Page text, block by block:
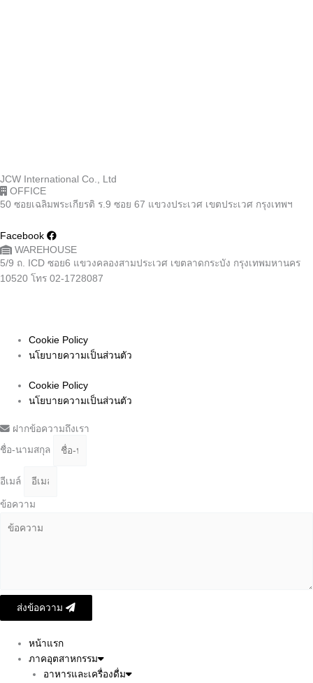
JCW International Co., Ltd
OFFICE
50 ซอยเฉลิมพระเกียรติ ร.9 ซอย 67 แขวงประเวศ เขตประเวศ กรุงเทพฯ
Facebook
WAREHOUSE
5/9 ถ. ICD ซอย6 แขวงคลองสามประเวศ เขตลาดกระบัง กรุงเทพมหานคร
10520 โทร 02-1728087
Cookie Policy
นโยบายความเป็นส่วนตัว
Cookie Policy
นโยบายความเป็นส่วนตัว
ฝากข้อความถึงเรา
ชื่อ-นามสกุล
อีเมล์
ข้อความ
ส่งข้อความ
หน้าแรก
ภาคอุตสาหกรรม
อาหารและเครื่องดื่ม